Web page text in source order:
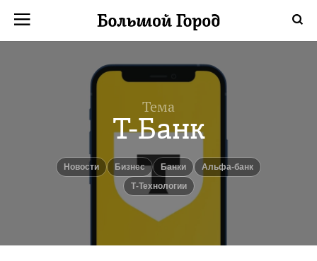
Тема
Т-Банк
новости бизнес банки
Альфа-банк
Т-Технологии